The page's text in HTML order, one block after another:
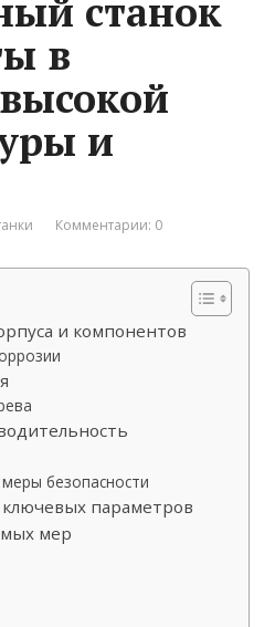
станок
в
и
Комментарии: 0
и компонентов
безопасности
параметров
мер